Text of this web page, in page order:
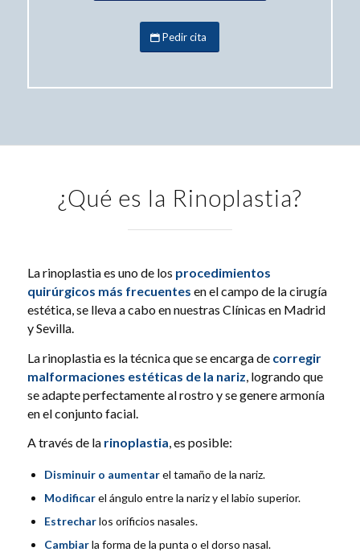
Pedir cita
¿Qué es la Rinoplastia?
La rinoplastia es uno de los procedimientos
quirúrgicos más frecuentes en el campo de la cirugía
estética, se lleva a cabo en nuestras Clínicas en Madrid
y Sevilla.
La rinoplastia es la técnica que se encarga de corregir
malformaciones estéticas de la nariz , logrando que
se adapte perfectamente al rostro y se genere armonía
en el conjunto facial.
A través de la rinoplastia, es posible:
Disminuir o aumentarel tamaño de la nariz.
Modificarel ángulo entre la nariz y el labio superior.
Estrecharlos orificios nasales.
Cambiarla forma de la punta o el dorso nasal.